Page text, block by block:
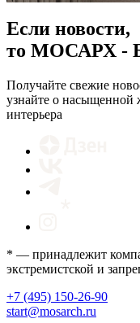
Если новости,
то МОСАРХ -
Получайте свежие
узнайте о насыщенной
интерьера
* — принадлежит
экстремистской и
+7 (495) 150-26-90
start@mosarch.ru